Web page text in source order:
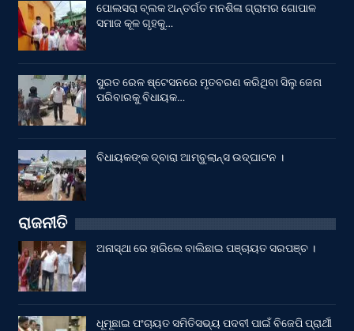
ପୋଲସରା ବ୍ଲକ ଅନ୍ତର୍ଗତ ମନଶିଳା ଗ୍ରାମର ଗୋପାଳ
ସମାଜ କୂଳ ଗୃହକୁ…
ସୁରତ ରେଳ ଷ୍ଟେସନରେ ମୃତବରଣ କରିଥିବା ସିଲୁ ଜେନା
ପରିବାରକୁ ବିଧାୟକ…
ବିଧାୟକଙ୍କ ଦ୍ବାରା ଆମ୍ବୁଲାନ୍ସ ଉଦ୍‌ଘାଟନ ।
ରାଜନୀତି
ଅନାସ୍ଥା ରେ ହାରିଲେ ବାଲିଛାଇ ପଞ୍ଚାୟତ ସରପଞ୍ଚ ।
ଧୂମୂଛାଇ ପଂଚାୟତ ସମିତିସଭ୍ୟ ପଦବୀ ପାଇଁ ବିଜେପି ପ୍ରାର୍ଥୀ